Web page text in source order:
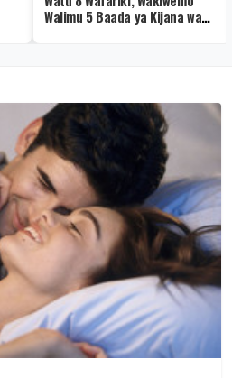
Walimu 5 Baada ya Kijana wa